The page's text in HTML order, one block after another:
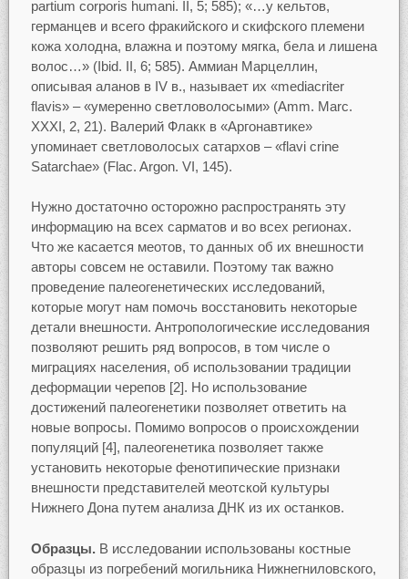
partium corporis humani. II, 5; 585); «…у кельтов,
германцев и всего фракийского и скифского племени
кожа холодна, влажна и поэтому мягка, бела и лишена
волос…» (Ibid. II, 6; 585). Аммиан Марцеллин,
описывая аланов в IV в., называет их «mediacriter
flavis» – «умеренно светловолосыми» (Amm. Marc.
XXXI, 2, 21). Валерий Флакк в «Аргонавтике»
упоминает светловолосых сатархов – «flavi crine
Satarchae» (Flac. Argon. VI, 145).
Нужно достаточно осторожно распространять эту
информацию на всех сарматов и во всех регионах.
Что же касается меотов, то данных об их внешности
авторы совсем не оставили. Поэтому так важно
проведение палеогенетических исследований,
которые могут нам помочь восстановить некоторые
детали внешности. Антропологические исследования
позволяют решить ряд вопросов, в том числе о
миграциях населения, об использовании традиции
деформации черепов [2]. Но использование
достижений палеогенетики позволяет ответить на
новые вопросы. Помимо вопросов о происхождении
популяций [4], палеогенетика позволяет также
установить некоторые фенотипические признаки
внешности представителей меотской культуры
Нижнего Дона путем анализа ДНК из их останков.
Образцы. В исследовании использованы костные
образцы из погребений могильника Нижнегниловского,